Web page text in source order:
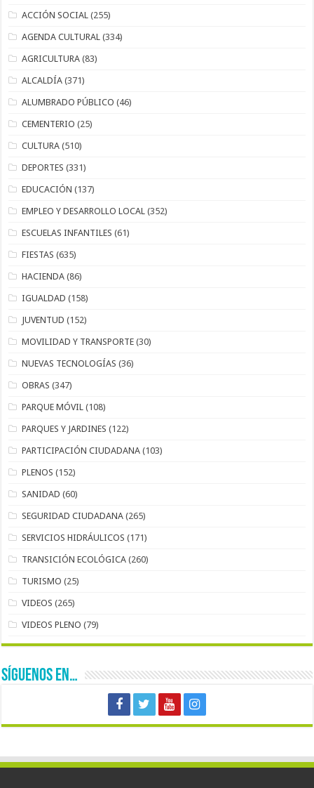
ACCIÓN SOCIAL (255)
AGENDA CULTURAL (334)
AGRICULTURA (83)
ALCALDÍA (371)
ALUMBRADO PÚBLICO (46)
CEMENTERIO (25)
CULTURA (510)
DEPORTES (331)
EDUCACIÓN (137)
EMPLEO Y DESARROLLO LOCAL (352)
ESCUELAS INFANTILES (61)
FIESTAS (635)
HACIENDA (86)
IGUALDAD (158)
JUVENTUD (152)
MOVILIDAD Y TRANSPORTE (30)
NUEVAS TECNOLOGÍAS (36)
OBRAS (347)
PARQUE MÓVIL (108)
PARQUES Y JARDINES (122)
PARTICIPACIÓN CIUDADANA (103)
PLENOS (152)
SANIDAD (60)
SEGURIDAD CIUDADANA (265)
SERVICIOS HIDRÁULICOS (171)
TRANSICIÓN ECOLÓGICA (260)
TURISMO (25)
VIDEOS (265)
VIDEOS PLENO (79)
SÍGUENOS EN…